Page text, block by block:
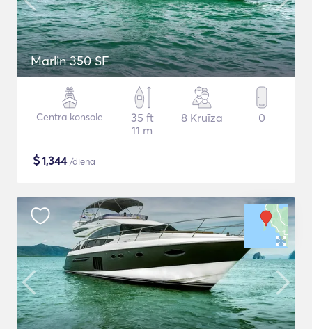
Marlin 350 SF
Centra konsole
35 ft
11 m
8 Kruīza 0
$1,344/diena